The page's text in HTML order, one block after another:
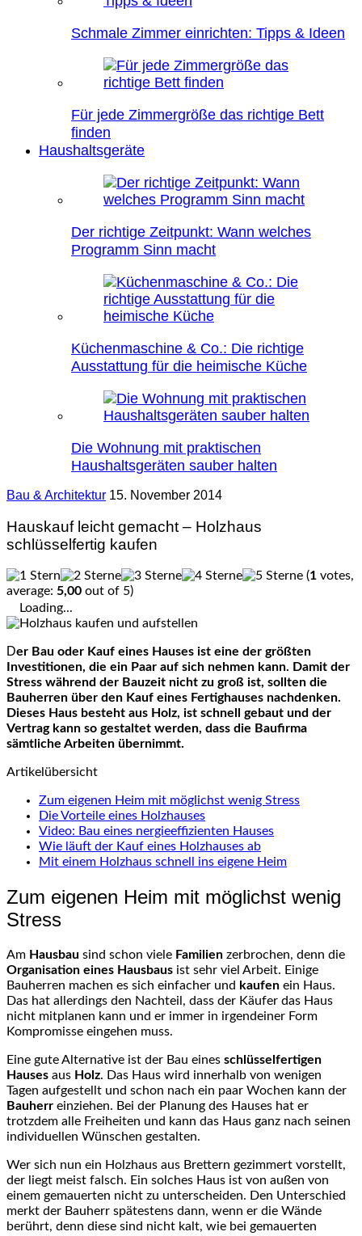
Schmale Zimmer einrichten: Tipps & Ideen
Für jede Zimmergröße das richtige Bett
finden
Haushaltsgeräte
Der richtige Zeitpunkt: Wann welches
Programm Sinn macht
Küchenmaschine & Co.: Die richtige
Ausstattung für die heimische Küche
Die Wohnung mit praktischen
Haushaltsgeräten sauber halten
Bau & Architektur 15. November 2014
Hauskauf leicht gemacht – Holzhaus
schlüsselfertig kaufen
(1 votes,
average: 5,00 out of 5)
Loading...
Der Bau oder Kauf eines Hauses ist eine der größten
Investitionen, die ein Paar auf sich nehmen kann. Damit der
Stress während der Bauzeit nicht zu groß ist, sollten die
Bauherren über den Kauf eines Fertighauses nachdenken.
Dieses Haus besteht aus Holz, ist schnell gebaut und der
Vertrag kann so gestaltet werden, dass die Baufirma
sämtliche Arbeiten übernimmt.
Artikelübersicht
Zum eigenen Heim mit möglichst wenig Stress
Die Vorteile eines Holzhauses
Video: Bau eines nergieeffizienten Hauses
Wie läuft der Kauf eines Holzhauses ab
Mit einem Holzhaus schnell ins eigene Heim
Zum eigenen Heim mit möglichst wenig
Stress
Am Hausbau sind schon viele Familien zerbrochen, denn die
Organisation eines Hausbaus ist sehr viel Arbeit. Einige
Bauherren machen es sich einfacher und kaufen ein Haus.
Das hat allerdings den Nachteil, dass der Käufer das Haus
nicht mitplanen kann und er immer in irgendeiner Form
Kompromisse eingehen muss.
Eine gute Alternative ist der Bau eines schlüsselfertigen
Hauses aus Holz. Das Haus wird innerhalb von wenigen
Tagen aufgestellt und schon nach ein paar Wochen kann der
Bauherr einziehen. Bei der Planung des Hauses hat er
trotzdem alle Freiheiten und kann das Haus ganz nach seinen
individuellen Wünschen gestalten.
Wer sich nun ein Holzhaus aus Brettern gezimmert vorstellt,
der liegt meist falsch. Ein solches Haus ist von außen von
einem gemauerten nicht zu unterscheiden. Den Unterschied
merkt der Bauherr spätestens dann, wenn er die Wände
berührt, denn diese sind nicht kalt, wie bei gemauerten